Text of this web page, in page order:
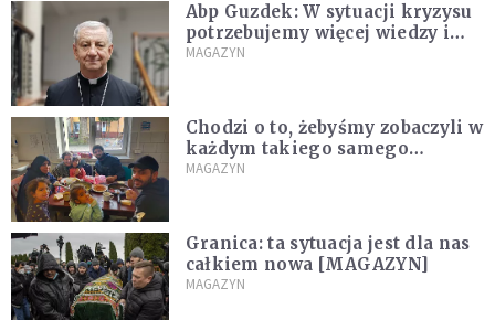
Abp Guzdek: W sytuacji kryzysu
potrzebujemy więcej wiedzy i
rozumu niż emocji [WYWIAD]
MAGAZYN
Chodzi o to, żebyśmy zobaczyli w
każdym takiego samego
człowieka [WYWIAD]
MAGAZYN
Granica: ta sytuacja jest dla nas
całkiem nowa [MAGAZYN]
MAGAZYN